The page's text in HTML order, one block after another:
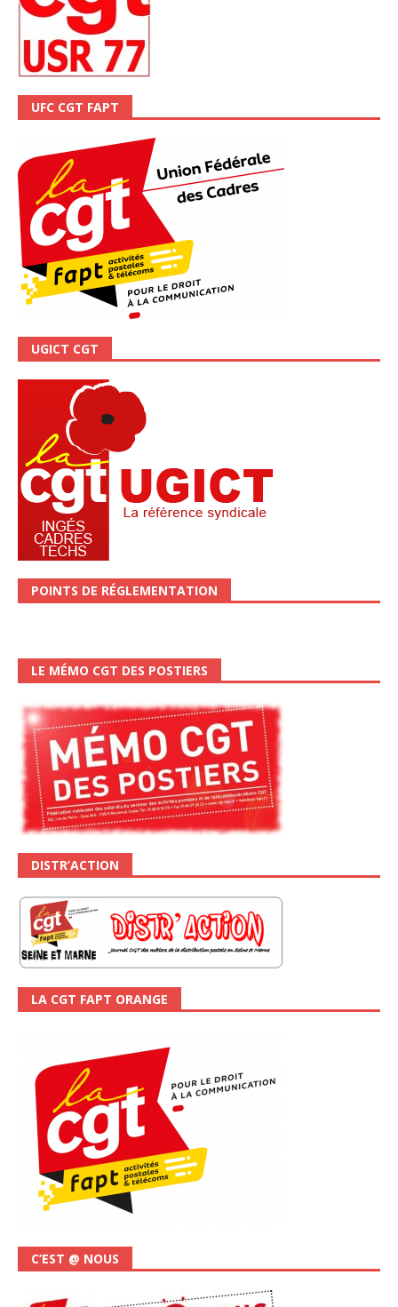
UFC CGT FAPT
UGICT CGT
POINTS DE RÉGLEMENTATION
LE MÉMO CGT DES POSTIERS
DISTR’ACTION
LA CGT FAPT ORANGE
C’EST @ NOUS